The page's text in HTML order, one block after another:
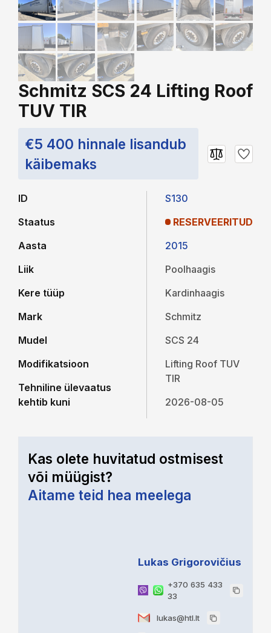
Schmitz SCS 24 Lifting Roof
TUV TIR
€5 400 hinnale lisandub
käibemaks
ID
Staatus
Aasta
Liik
Kere tüüp
Mark
Mudel
Modifikatsioon
Tehniline ülevaatus
kehtib kuni
S130
RESERVEERITUD
2015
Poolhaagis
Kardinhaagis
Schmitz
SCS 24
Lifting Roof TUV
TIR
2026-08-05
Kas olete huvitatud ostmisest
või müügist?
Aitame teid hea meelega
Lukas Grigorovičius
+370 635 433
33
lukas@htl.lt